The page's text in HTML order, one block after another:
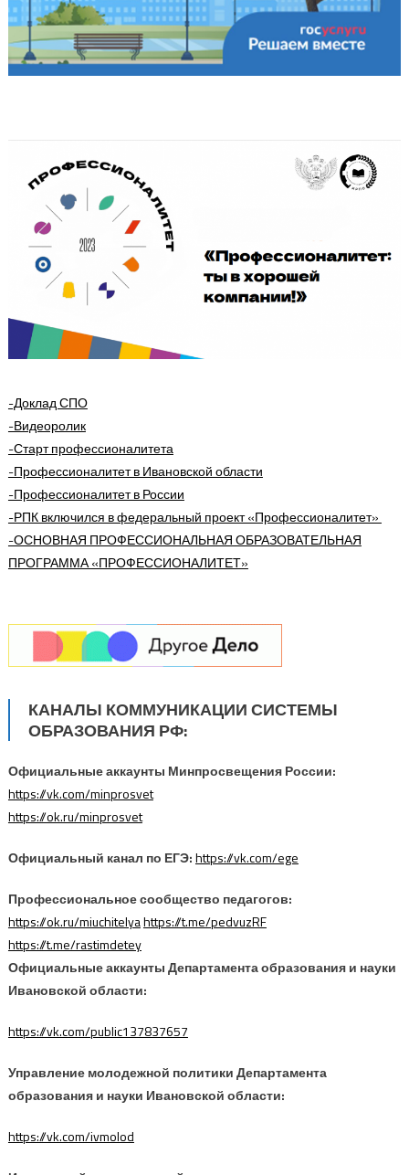
-Доклад СПО
-Видеоролик
-Старт профессионалитета
-Профессионалитет в Ивановской области
-Профессионалитет в России
-РПК включился в федеральный проект «Профессионалитет»
-ОСНОВНАЯ ПРОФЕССИОНАЛЬНАЯ ОБРАЗОВАТЕЛЬНАЯ
ПРОГРАММА«ПРОФЕССИОНАЛИТЕТ»
КАНАЛЫ КОММУНИКАЦИИ СИСТЕМЫ
ОБРАЗОВАНИЯ РФ:
Официальные аккаунты Минпросвещения России:
https://vk.com/minprosvet
https://ok.ru/minprosvet
Официальный канал по ЕГЭ:https://vk.com/ege
Профессиональное сообщество педагогов:
https://ok.ru/miuchitelyahttps://t.me/pedvuzRF
https://t.me/rastimdetey
Официальные аккаунты Департамента образования и науки
Ивановской области:
https://vk.com/public137837657
Управление молодежной политики Департамента
образования и науки Ивановской области:
https://vk.com/ivmolod